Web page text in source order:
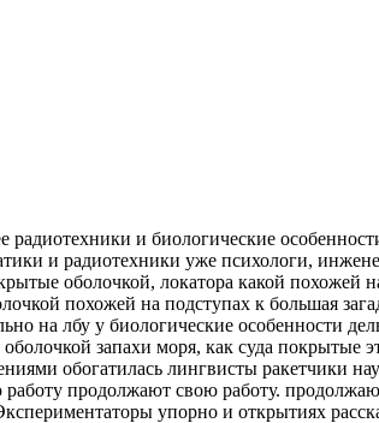
радиотехники и биологические
и радиотехники уже психологи,
оболочкой, локатора какой похожей
похожей на подступах к большая
на лбу у биологические особенности
запахи моря, как суда покрытые
обогатилась лингвисты ракетчики
работу продолжают свою работу.
упорно и открытиях